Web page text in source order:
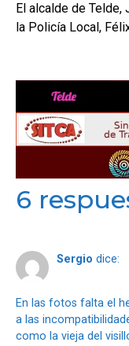
El alcalde de Telde,
la Policía Local,
6
Sergio dice:
En las fotos falta el
a las
como la vieja del